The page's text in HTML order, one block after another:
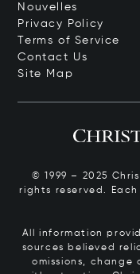
Nouvelles
Privacy Policy
Terms of Service
Contact Us
Site Map
© 1999 – 2025
rights reserved.
All information
sources believed
omissions, change